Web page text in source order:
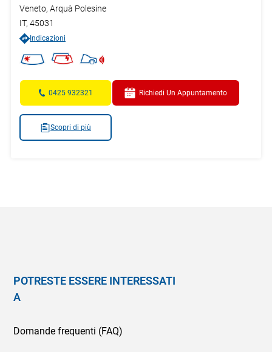
Veneto, Arquà Polesine
IT, 45031
Indicazioni
0425 932321 Richiedi Un Appuntamento
Scopri di più
POTRESTE ESSERE INTERESSATI
A
Domande frequenti (FAQ)